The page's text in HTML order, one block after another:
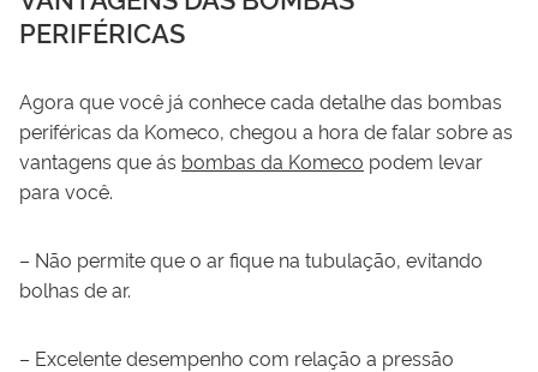
PERIFÉRICAS
Agora que você já conhece cada detalhe das bombas
periféricas da Komeco, chegou a hora de falar sobre as
vantagens que ás bombas da Komeco podem levar
para você.
– Não permite que o ar fique na tubulação, evitando
bolhas de ar.
– Excelente desempenho com relação a pressão